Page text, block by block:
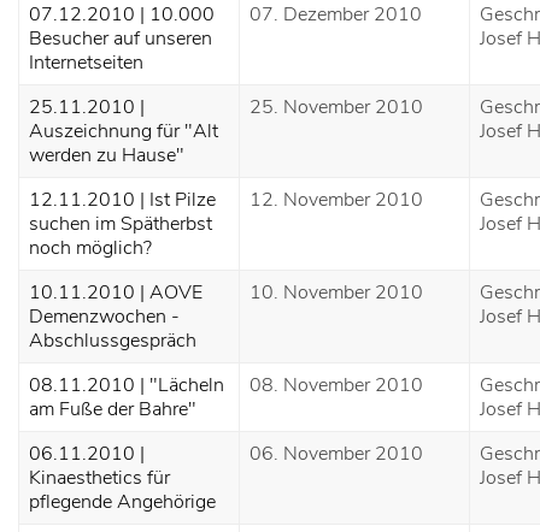
07.12.2010 | 10.000
Besucher auf unseren
Internetseiten
07. Dezember 2010
Josef
25.11.2010 |
Auszeichnung für "Alt
werden zu Hause"
25. November 2010
Josef
12.11.2010 | Ist Pilze
suchen im Spätherbst
noch möglich?
12. November 2010
Josef
10.11.2010 | AOVE
Demenzwochen -
Abschlussgespräch
10. November 2010
Josef
08.11.2010 | "Lächeln
am Fuße der Bahre"
08. November 2010
Josef
06.11.2010 |
Kinaesthetics für
pflegende Angehörige
06. November 2010
Josef